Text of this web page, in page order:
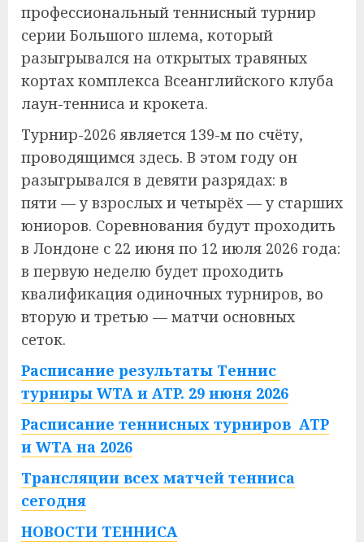
профессиональный теннисный турнир
серии Большого шлема, который
разыгрывался на открытых травяных
кортах комплекса Всеанглийского клуба
лаун-тенниса и крокета.
Турнир-2026 является 139-м по счёту,
проводящимся здесь. В этом году он
разыгрывался в девяти разрядах: в
пяти — у взрослых и четырёх — у старших
юниоров. Соревнования будут проходить
в Лондоне с 22 июня по 12 июля 2026 года:
в первую неделю будет проходить
квалификация одиночных турниров, во
вторую и третью — матчи основных
сеток.
Расписание результаты Теннис
турниры WTA и ATP. 29 июня 2026
Расписание теннисных турниров ATP
и WTA на 2026
Трансляции всех матчей тенниса
сегодня
НОВОСТИ ТЕННИСА